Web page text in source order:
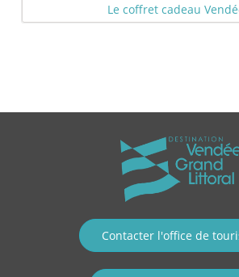
Le coffret cadeau
Contacter l'office de